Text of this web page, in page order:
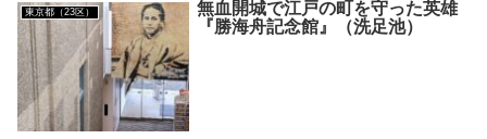
東京都（23区）
無血開城で江戸の町を守った英雄
『勝海舟記念館』（洗足池）